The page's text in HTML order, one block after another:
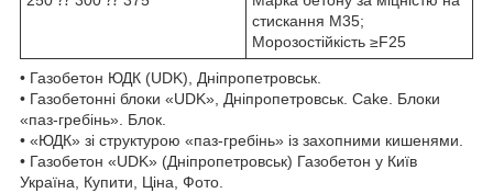
стискання M35;
Морозостійкість ≥F25
• Газобетон ЮДК (UDK), Дніпропетровськ.
• Газобетонні блоки «UDK», Дніпропетровськ. Cake. Блоки
«паз-гребінь». Блок.
• «ЮДК» зі структурою «паз-гребінь» із захопними кишенями.
• Газобетон «UDK» (Дніпропетровськ) Газобетон у Київ
Україна, Купити, Ціна, Фото.